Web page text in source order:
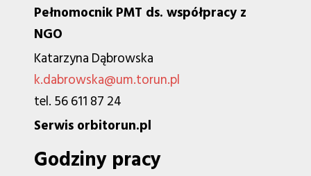
Pełnomocnik PMT ds. współpracy z
NGO
Katarzyna Dąbrowska
k.dabrowska@um.torun.pl
tel. 56 611 87 24
Serwis orbitorun.pl
Godziny pracy